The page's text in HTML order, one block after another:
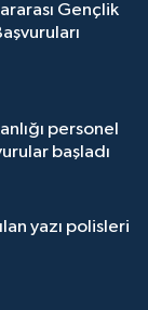
Gençlik
personel
başladı
yazı polisleri